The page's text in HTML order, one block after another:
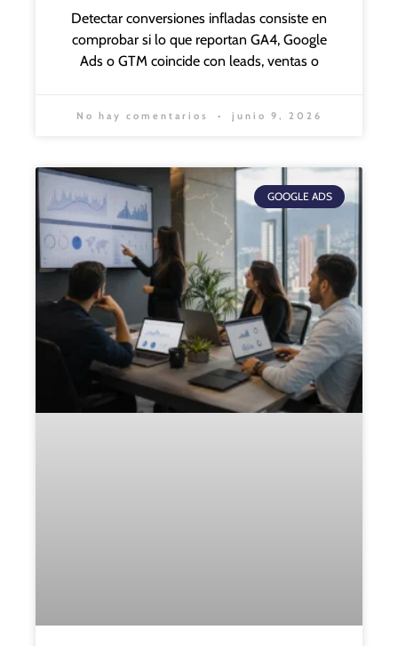
Detectar conversiones infladas consiste en
comprobar si lo que reportan GA4, Google
Ads o GTM coincide con leads, ventas o
No hay comentarios junio 9, 2026
GOOGLE ADS